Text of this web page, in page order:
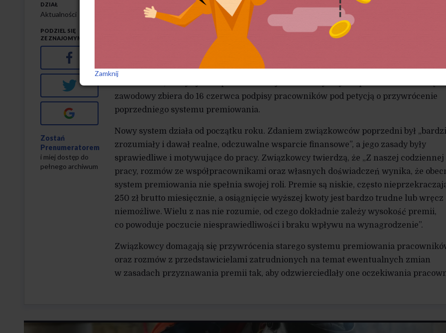
iedronka zmieniła zasady premiowania pracowników
na niekorzystne dla nich.
Jak informuje portal Wiadomości Handlowe, sieć handlowa Biedronka zmieniła
premiowania swoich pracowników. Zdaniem związkowców z „Solidarności”
zawodowy zbiera do 16 czerwca podpisy pracowników pod petycją o przywrócenie
poprzedniego systemu premiowania.
Nowy system działa od początku roku. Zdaniem związkowców poprzedni był
zrozumiały i dawał realne, odczuwalne wsparcie finansowe”, a jego zasady były
sprawiedliwe i motywujące do pracy. Związkowcy twierdzą, że „Z naszej codziennej
pracy, rozmów ze współpracownikami oraz własnych doświadczeń wynika, że
system premiowania nie spełnia swojej roli. Premie są niskie, często
250 zł brutto miesięcznie, a osiągnięcie wyższej kwoty jest bardzo trudne lub wręcz
niemożliwe. Wielu z nas nie rozumie, od czego dokładnie zależy wysokość premii,
co powoduje poczucie niesprawiedliwości i braku wpływu na wynagrodzenie”.
Związkowcy domagają się przywrócenia starego systemu premiowania
oraz rozmów z przedstawicielami zatrudnionych na temat ewentualnych zmian
w zasadach przyznawania premii tak, aby odzwierciedlały one oczekiwania
DZIAŁ
Aktualności
PODZIEL SIĘ
ZE ZNAJOMYMI
Facebook
Twitter
Zostań
Prenumeratorem
i miej dostęp do
pełnego archiwum
Zamknij